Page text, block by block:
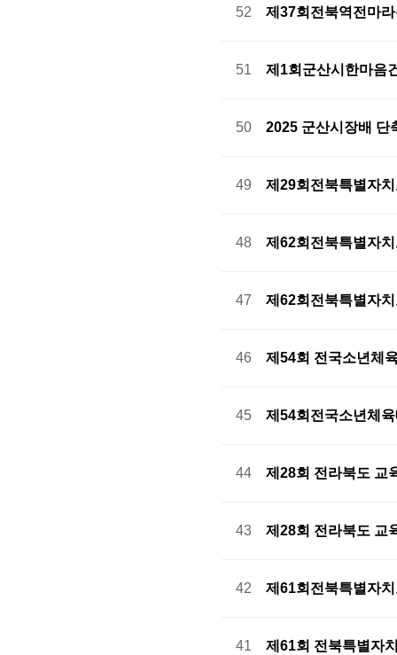
52 제37회전북역전마
51 제1회군산시한마음
50 2025 군산시장배 단
49 제29회전북특별자
48 제62회전북특별자
47 제62회전북특별자
46 제54회 전국소년체
45 제54회전국소년체
44 제28회 전라북도 교
43 제28회 전라북도 교
42 제61회전북특별자
41 제61회 전북특별자